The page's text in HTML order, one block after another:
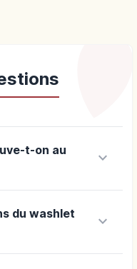
t-on au
keyboard_arrow_down
du washlet
keyboard_arrow_down